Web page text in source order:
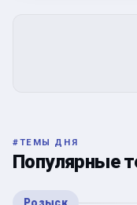
#ТЕМЫ ДНЯ
Популярные